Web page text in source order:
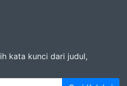
kata kunci dari judul,